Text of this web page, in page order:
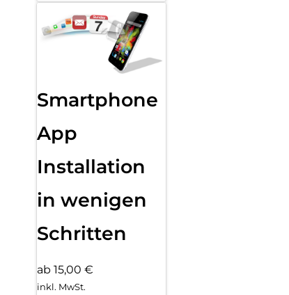
Smartphone
App
Installation
in wenigen
Schritten
ab 15,00 €
inkl. MwSt.